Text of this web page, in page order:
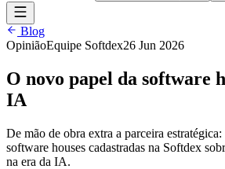
Blog
OpiniãoEquipe Softdex26 Jun 2026
O novo papel da software
IA
De mão de obra extra a parceira
software houses cadastradas na Softdex
na era da IA.